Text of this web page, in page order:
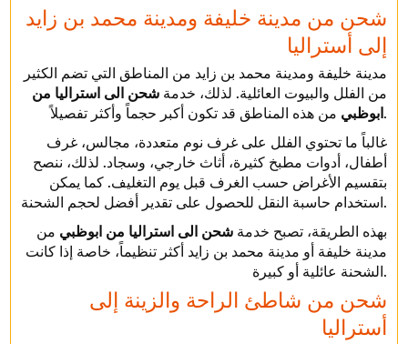
شحن من مدينة خليفة ومدينة محمد بن زايد
إلى أستراليا
مدينة خليفة ومدينة محمد بن زايد من المناطق التي تضم الكثير
من الفلل والبيوت العائلية. لذلك، خدمة شحن الى استراليا من
ابوظبيمن هذه المناطق قد تكون أكبر حجماً وأكثر تفصيلاً.
غالباً ما تحتوي الفلل على غرف نوم متعددة، مجالس، غرف
أطفال، أدوات مطبخ كثيرة، أثاث خارجي، وسجاد. لذلك، ننصح
بتقسيم الأغراض حسب الغرف قبل يوم التغليف. كما يمكن
استخدام حاسبة النقل للحصول على تقدير أفضل لحجم الشحنة.
بهذه الطريقة، تصبح خدمة شحن الى استراليا من ابوظبي من
مدينة خليفة أو مدينة محمد بن زايد أكثر تنظيماً، خاصة إذا كانت
الشحنة عائلية أو كبيرة.
شحن من شاطئ الراحة والزينة إلى
أستراليا